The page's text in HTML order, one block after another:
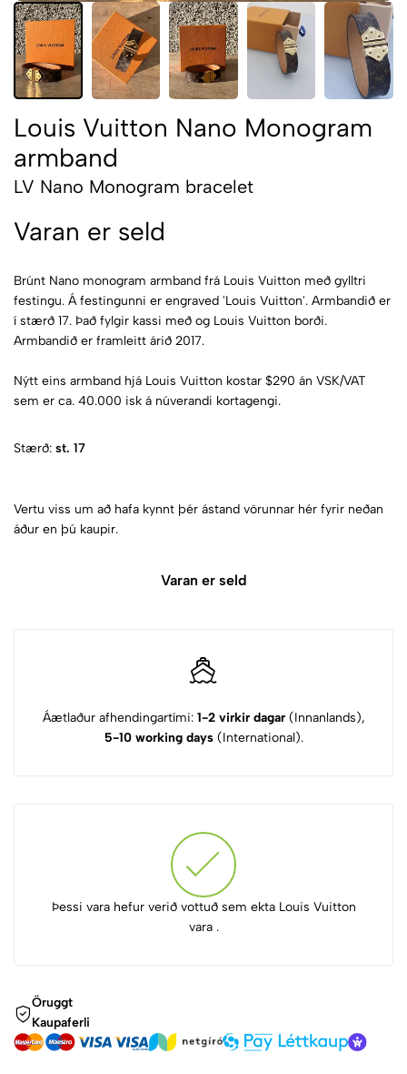
Louis Vuitton Nano Monogram
armband
LV Nano Monogram bracelet
Varan er seld
Brúnt Nano monogram armband frá Louis Vuitton með gylltri
festingu. Á festingunni er engraved 'Louis Vuitton'. Armbandið er
í stærð 17. Það fylgir kassi með og Louis Vuitton borði.
Armbandið er framleitt árið 2017.
Nýtt eins armband hjá Louis Vuitton kostar $290 án VSK/VAT
sem er ca. 40.000 isk á núverandi kortagengi.
Stærð: st. 17
Vertu viss um að hafa kynnt þér ástand vörunnar hér fyrir neðan
áður en þú kaupir.
Varan er seld
Áætlaður afhendingartími: 1-2 virkir dagar (Innanlands),
5-10 working days(International).
Þessi vara hefur verið vottuð sem ekta Louis Vuitton
vara .
Öruggt
Kaupaferli